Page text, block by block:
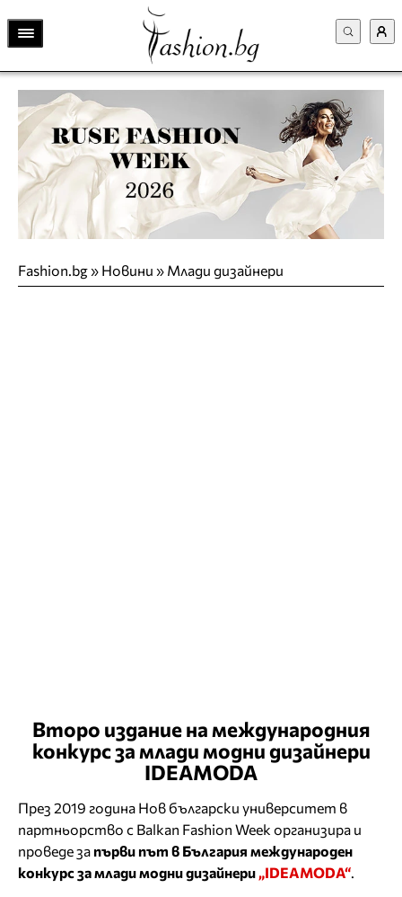
Fashion.bg» Новини » Млади дизайнери
Второ издание на международния
конкурс за млади модни дизайнери
IDEAMODA
През 2019 година Нов български университет в
партньорство с Balkan Fashion Week организира и
проведе за първи път в България международен
конкурс за млади модни дизайнери „IDEAMODA“